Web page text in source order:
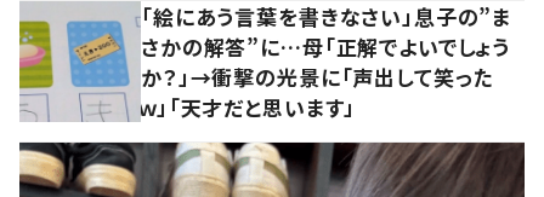
「絵にあう言葉を書きなさい」息子の”ま
さかの解答”に…母「正解でよいでしょう
か？」→衝撃の光景に「声出して笑った
ｗ」「天才だと思います」